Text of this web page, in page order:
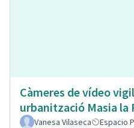
Càmeres de vídeo
urbanització Masia la
Vanesa Vilaseca Espacio